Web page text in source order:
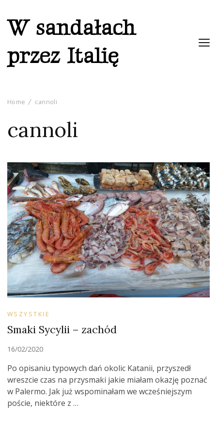
W sandałach
przez Italię
Home cannoli
cannoli
WSZYSTKIE
Smaki Sycylii – zachód
16/02/2020
Po opisaniu typowych dań okolic Katanii, przyszedł
wreszcie czas na przysmaki jakie miałam okazję poznać
w Palermo. Jak już wspominałam we wcześniejszym
poście, niektóre z …